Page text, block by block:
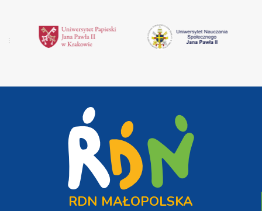
RDN MAŁOPOLSKA